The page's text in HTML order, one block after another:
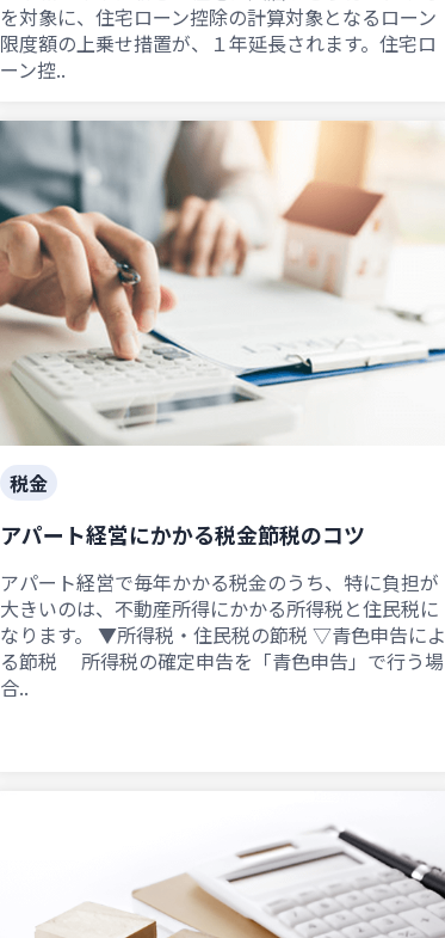
を対象に、住宅ローン控除の計算対象となるローン
限度額の上乗せ措置が、１年延長されます。住宅ロ
ーン控..
税金
アパート経営にかかる税金節税のコツ
アパート経営で毎年かかる税金のうち、特に負担が
大きいのは、不動産所得にかかる所得税と住民税に
なります。 ▼所得税・住民税の節税 ▽青色申告によ
る節税 所得税の確定申告を「青色申告」で行う場
合..